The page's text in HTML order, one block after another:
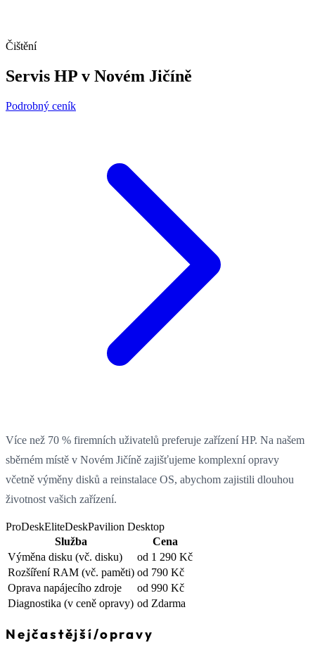
Čištění
Servis HP v Novém Jičíně
Podrobný ceník
Více než 70 % firemních uživatelů preferuje zařízení HP. Na našem
sběrném místě v Novém Jičíně zajišťujeme komplexní opravy
včetně výměny disků a reinstalace OS, abychom zajistili dlouhou
životnost vašich zařízení.
ProDeskEliteDeskPavilion Desktop
Služba
Cena
Výměna disku (vč. disku)
od 1 290 Kč
Rozšíření RAM (vč. paměti) od 790 Kč
Oprava napájecího zdroje
od 990 Kč
Diagnostika (v ceně opravy) od Zdarma
Nejčastější/opravy